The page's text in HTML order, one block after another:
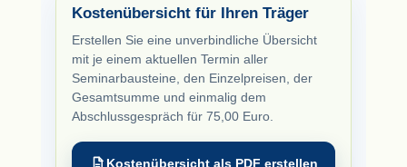
Kostenübersicht für Ihren Träger
Erstellen Sie eine unverbindliche Übersicht
mit je einem aktuellen Termin aller
Seminarbausteine, den Einzelpreisen, der
Gesamtsumme und einmalig dem
Abschlussgespräch für 75,00 Euro.
Kostenübersicht als PDF erstellen